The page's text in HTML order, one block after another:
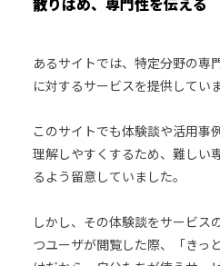
あるサイトでは、特定分野の専
に対するサービスを提供してい
このサイトでも体験談や活用事
理解しやすくするため、難しい
るよう留意していました。
しかし、その体験談をサービス
つユーザが閲覧した際、「きっ